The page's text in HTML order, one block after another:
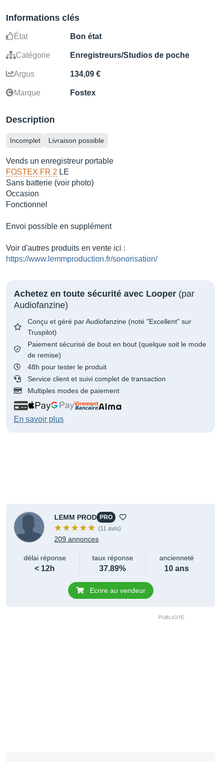
Informations clés
État Bon état
Catégorie Enregistreurs/Studios de poche
Argus 134,09 €
Marque Fostex
Description
Incomplet Livraison possible
Vends un enregistreur portable
FOSTEX FR 2 LE
Sans batterie (voir photo)
Occasion
Fonctionnel
Envoi possible en supplément
Voir d'autres produits en vente ici :
https://www.lemmproduction.fr/sonorisation/
Achetez en toute sécurité avec Looper (par
Audiofanzine)
Conçu et géré par Audiofanzine (noté "Excellent" sur
Truspilot)
Paiement sécurisé de bout en bout (quelque soit le mode
de remise)
48h pour tester le produit
Service client et suivi complet de transaction
Multiples modes de paiement
En savoir plus
LEMM PROD PRO
(11 avis)
209 annonces
délai réponse
< 12h
taux réponse
37.89%
ancienneté
10 ans
Ecrire au vendeur